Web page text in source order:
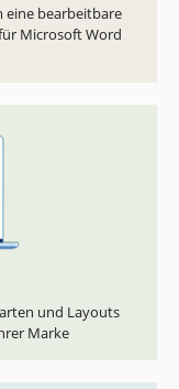
eine bearbeitbare
Microsoft Word
und Layouts
Marke